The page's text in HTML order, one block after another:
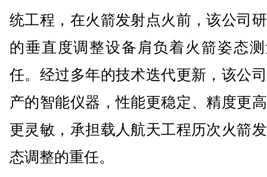
统工程，在火箭发射点火前，该公司
的垂直度调整设备肩负着火箭姿态
任。经过多年的技术迭代更新，该公
产的智能仪器，性能更稳定、精度更
更灵敏，承担载人航天工程历次火箭
态调整的重任。